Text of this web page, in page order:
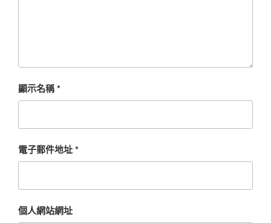
顯示名稱*
電子郵件地址*
個人網站網址